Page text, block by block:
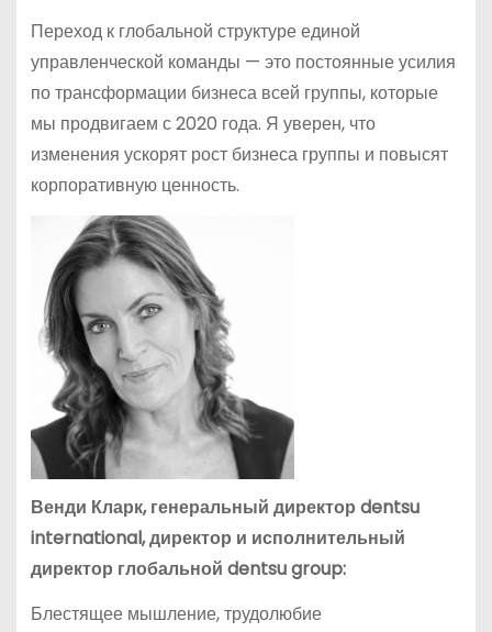
Переход к глобальной структуре единой
управленческой команды — это постоянные усилия
по трансформации бизнеса всей группы, которые
мы продвигаем с 2020 года. Я уверен, что
изменения ускорят рост бизнеса группы и повысят
корпоративную ценность.
Венди Кларк, генеральный директор dentsu
international, директор и исполнительный
директор глобальной dentsu group:
Блестящее мышление, трудолюбие